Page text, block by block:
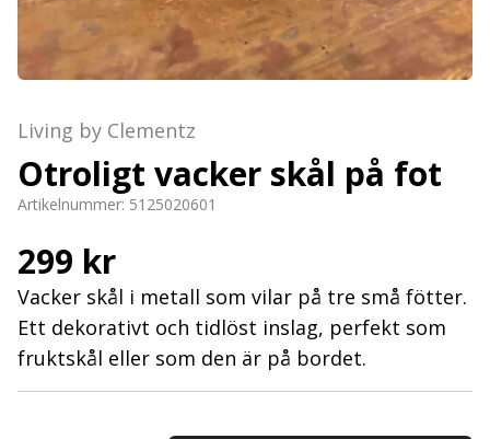
Living by Clementz
Otroligt vacker skål på fot
Artikelnummer: 5125020601
299 kr
Vacker skål i metall som vilar på tre små fötter.
Ett dekorativt och tidlöst inslag, perfekt som
fruktskål eller som den är på bordet.